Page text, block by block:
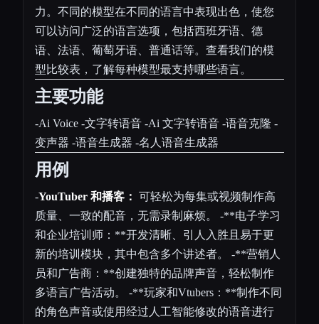
力。不同的模型在不同的语言中表现出色，使您
可以访问广泛的语言选项，包括西班牙语、德
语、法语、葡萄牙语、普通话等。查看我们的模
型比较表，了解每种模型最支持哪些语言。
主要功能
-Ai Voice -文字转语音 -Ai 文字转语音 -语音克隆 -
变声器 -语音生成器 -名人语音生成器
用例
-YouTuber 和播客： 可轻松为每集或视频制作高
质量、一致的配音，无需录制麻烦。 -**电子学习
和企业培训师：**开发清晰、引人入胜且易于更
新的培训模块，其中包含多个讲述者。 -**营销人
员和广告商：**创建独特的品牌声音，轻松制作
多语言广告活动。 -**玩家和Vtubers：**制作不同
的角色声音或使用经过人工智能修改的语音进行